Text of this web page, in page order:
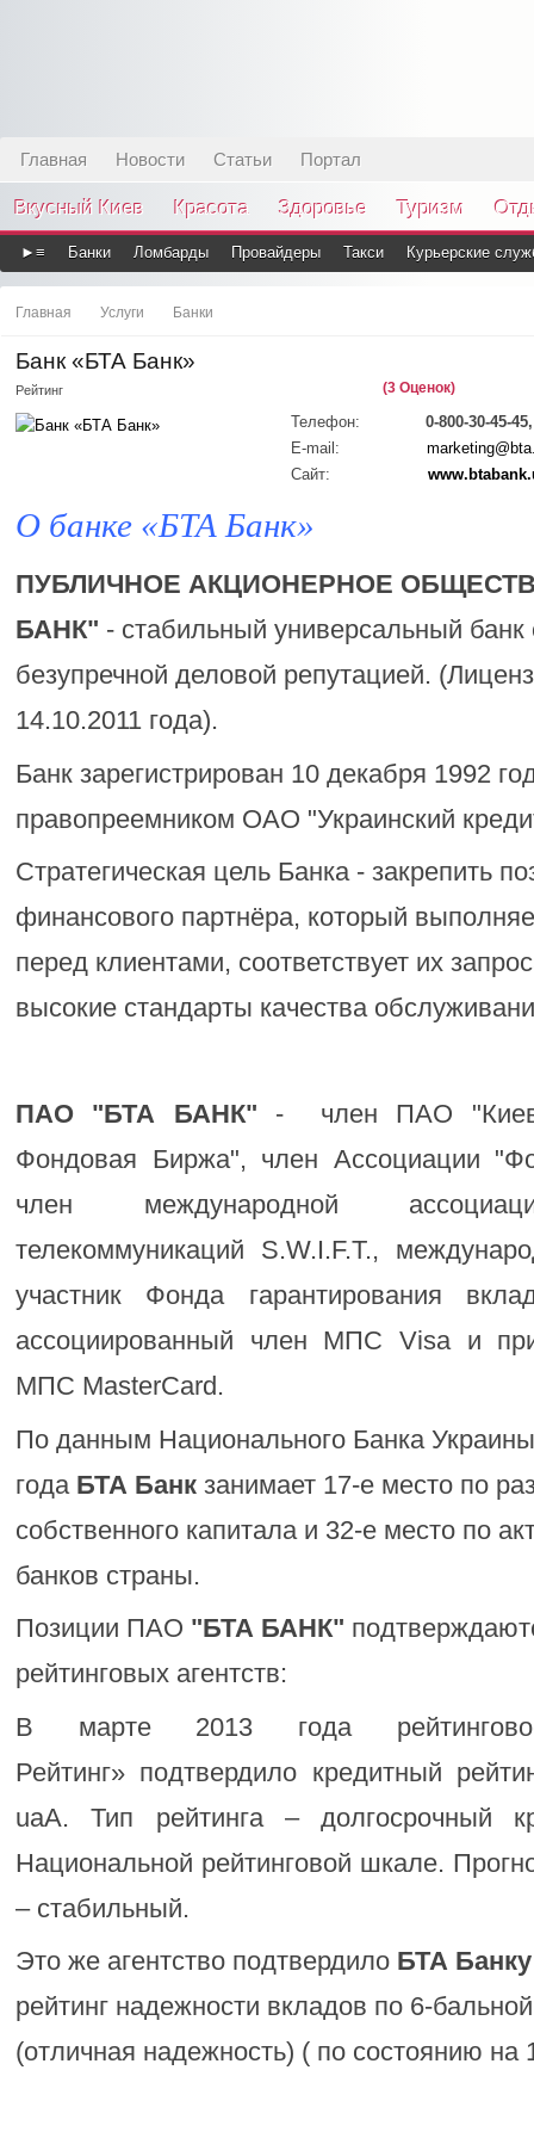
Главная Новости Статьи Портал
Вкусный Киев Красота Здоровье Туризм
►≡ Банки Ломбарды Провайдеры Такси Курьерские
Главная Услуги Банки
Банк «БТА Банк»
Рейтинг (3 Оценок)
Телефон:
0-800-30-45-
E-mail:
Сайт:
О банке «БТА Банк»
ПУБЛИЧНОЕ АКЦИОНЕРНОЕ
БАНК" - стабильный универсальный банк
безупречной деловой репутацией.
14.10.2011 года).
Банк зарегистрирован 10 декабря 1992
правопреемником ОАО "Украинский
Стратегическая цель Банка - закрепить
финансового партнёра, который
перед клиентами, соответствует их
высокие стандарты качества
ПАО "БТА БАНК" - член ПАО
Фондовая Биржа", член Ассоциации
член международной
телекоммуникаций S.W.I.F.T.,
участник Фонда гарантирования
ассоциированный член МПС Visa и
МПС MasterCard.
По данным Национального Банка
года БТА Банк занимает 17-е место по
собственного капитала и 32-е место по
банков страны.
Позиции ПАО "БТА БАНК"
рейтинговых агентств:
В марте 2013 года
Рейтинг» подтвердило кредитный
uaA. Тип рейтинга – долгосрочный
Национальной рейтинговой шкале.
– стабильный.
Это же агентство подтвердило БТА Банку
рейтинг надежности вкладов по 6-
(отличная надежность) ( по состоянию на